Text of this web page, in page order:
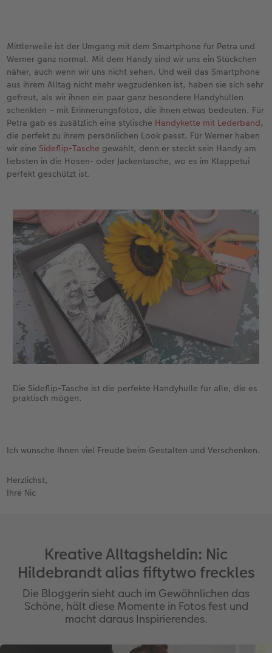
Mittlerweile ist der Umgang mit dem Smartphone für Petra und
Werner ganz normal. Mit dem Handy sind wir uns ein Stückchen
näher, auch wenn wir uns nicht sehen. Und weil das Smartphone
aus ihrem Alltag nicht mehr wegzudenken ist, haben sie sich sehr
gefreut, als wir ihnen ein paar ganz besondere Handyhüllen
schenkten – mit Erinnerungsfotos, die ihnen etwas bedeuten. Für
Petra gab es zusätzlich eine stylische Handykette mit Lederband,
die perfekt zu ihrem persönlichen Look passt. Für Werner haben
wir eine Sideflip-Tasche gewählt, denn er steckt sein Handy am
liebsten in die Hosen- oder Jackentasche, wo es im Klappetui
perfekt geschützt ist.
Die Sideflip-Tasche ist die perfekte Handyhülle für alle, die es
praktisch mögen.
Ich wünsche Ihnen viel Freude beim Gestalten und Verschenken.
Herzlichst,
Ihre Nic
Kreative Alltagsheldin: Nic
Hildebrandt alias fiftytwo freckles
Die Bloggerin sieht auch im Gewöhnlichen das
Schöne, hält diese Momente in Fotos fest und
macht daraus Inspirierendes.